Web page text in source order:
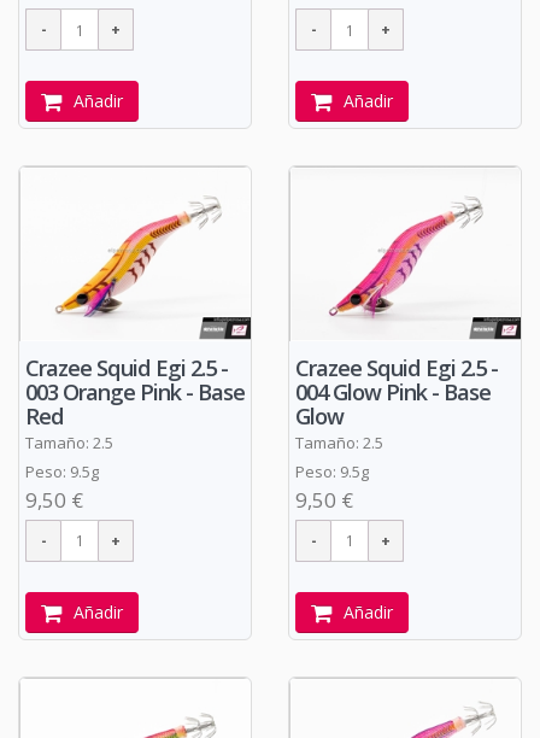
Añadir Añadir
Crazee Squid Egi 2.5 -
003 Orange Pink - Base
Red
Tamaño: 2.5
Peso: 9.5g
9,50 €
Añadir
Crazee Squid Egi 2.5 -
004 Glow Pink - Base
Glow
Tamaño: 2.5
Peso: 9.5g
9,50 €
Añadir